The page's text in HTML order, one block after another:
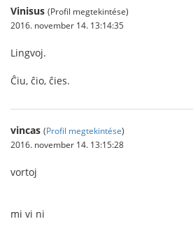
Vinisus (Profil megtekintése)
2016. november 14. 13:14:35
Lingvoj.
Ĉiu, ĉio, ĉies.
vincas (Profil megtekintése)
2016. november 14. 13:15:28
vortoj
mi vi ni